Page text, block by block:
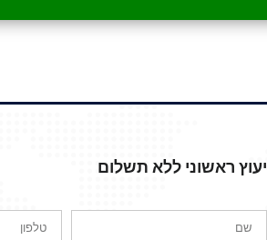
יעוץ ראשוני ללא תשלום